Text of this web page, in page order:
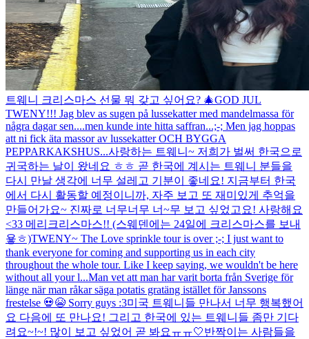
트웨니 크리스마스 선물 뭐 갖고 싶어요? 🎄GOD JUL
TWENY!!! Jag blev as sugen på lussekatter med mandelmassa för
några dagar sen....men kunde inte hitta saffran...;-; Men jag hoppas
att ni fick äta massor av lussekatter OCH BYGGA
PEPPARKAKSHUS...사랑하는 트웨니~ 저희가 벌써 한국으로
귀국하는 날이 왔네요 ㅎㅎ 곧 한국에 계시는 트웨니 분들을
다시 만날 생각에 너무 설레고 기분이 좋네요! 지금부터 한국
에서 다시 활동할 예정이니까, 자주 보고 또 재미있게 추억을
만들어가요~ 진짜로 너무너무 너~무 보고 싶었고요! 사랑해요
<33 메리크리스마스!! (스웨덴에는 24일에 크리스마스를 보내
욯ㅎ)TWENY~ The Love sprinkle tour is over ;-; I just want to
thank everyone for coming and supporting us in each city
throughout the whole tour. Like I keep saying, we wouldn't be here
without all your l...Man vet att man har varit borta från Sverige för
länge när man råkar säga potatis gratäng istället för Janssons
frestelse 💀😭 Sorry guys :3미국 트웨니들 만나서 너무 행복했어
요 다음에 또 만나요! 그리고 한국에 있는 트웨니들 좀만 기다
려요~!~! 많이 보고 싶었어 곧 봐요ㅠㅠ🤍반짝이는 사람들을